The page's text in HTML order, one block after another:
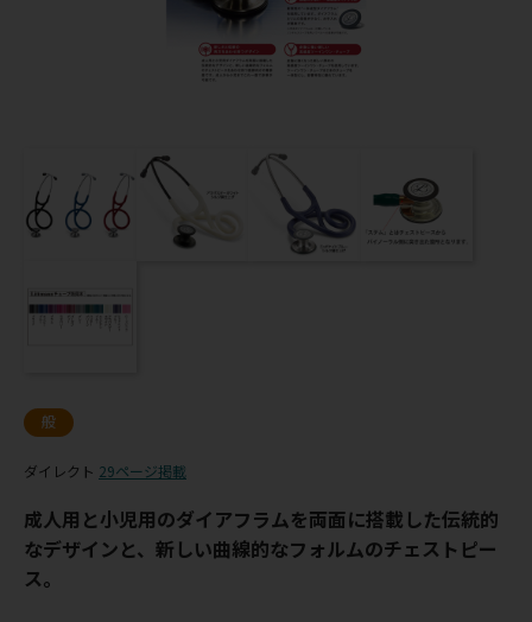
般
ダイレクト 29ページ掲載
成人用と小児用のダイアフラムを両面に搭載した伝統的
なデザインと、新しい曲線的なフォルムのチェストピー
ス。